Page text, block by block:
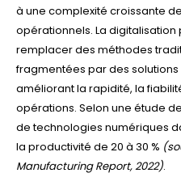
à une complexité croissante
opérationnels. La
remplacer des méthodes
fragmentées par des
améliorant la rapidité, la
opérations. Selon une étude
de technologies numériques
la productivité de 20 à 30 %
Manufacturing Report, 2022).